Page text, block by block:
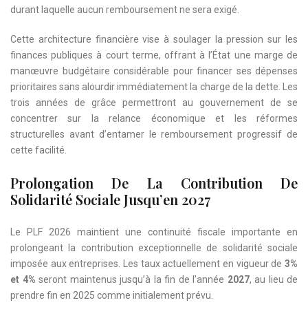
durant laquelle aucun remboursement ne sera exigé.
Cette architecture financière vise à soulager la pression sur les
finances publiques à court terme, offrant à l’État une marge de
manœuvre budgétaire considérable pour financer ses dépenses
prioritaires sans alourdir immédiatement la charge de la dette. Les
trois années de grâce permettront au gouvernement de se
concentrer sur la relance économique et les réformes
structurelles avant d’entamer le remboursement progressif de
cette facilité.
Prolongation De La Contribution De
Solidarité Sociale Jusqu’en 2027
Le PLF 2026 maintient une continuité fiscale importante en
prolongeant la contribution exceptionnelle de solidarité sociale
imposée aux entreprises. Les taux actuellement en vigueur de 3%
et 4% seront maintenus jusqu’à la fin de l’année 2027, au lieu de
prendre fin en 2025 comme initialement prévu.